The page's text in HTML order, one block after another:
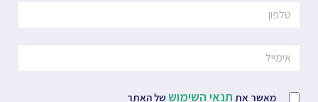
מאשר את תנאי השימוש של האתר